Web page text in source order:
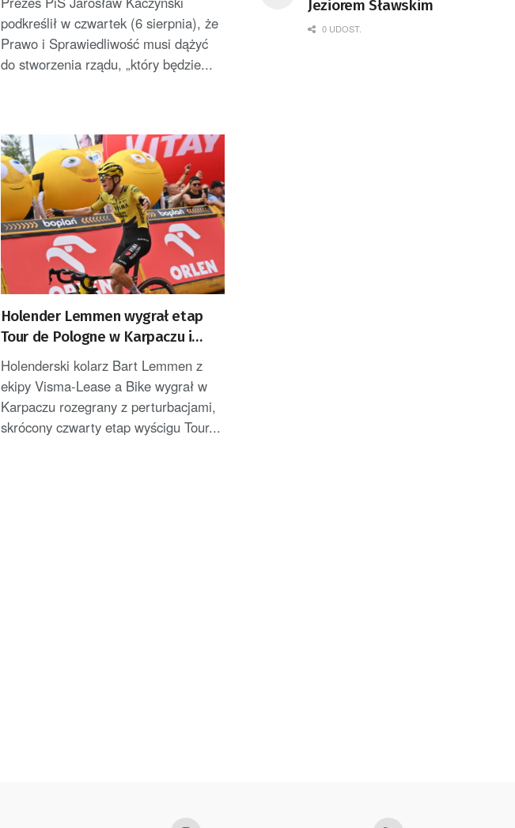
podkreślił w czwartek (6 sierpnia), że
Prawo i Sprawiedliwość musi dążyć
do stworzenia rządu, „który będzie...
Holender Lemmen wygrał etap
Tour de Pologne w Karpaczu i
został liderem [AKTUALIZACJA]
Holenderski kolarz Bart Lemmen z
ekipy Visma-Lease a Bike wygrał w
Karpaczu rozegrany z perturbacjami,
skrócony czwarty etap wyścigu Tour...
Jeziorem Sławskim
0 UDOST.